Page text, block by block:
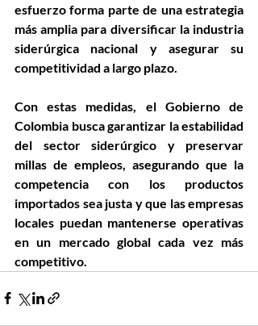
esfuerzo forma parte de una estrategia
más amplia para diversificar la industria
siderúrgica nacional y asegurar su
competitividad a largo plazo.
Con estas medidas, el Gobierno de
Colombia busca garantizar la estabilidad
del sector siderúrgico y preservar
millas de empleos, asegurando que la
competencia con los productos
importados sea justa y que las empresas
locales puedan mantenerse operativas
en un mercado global cada vez más
competitivo.